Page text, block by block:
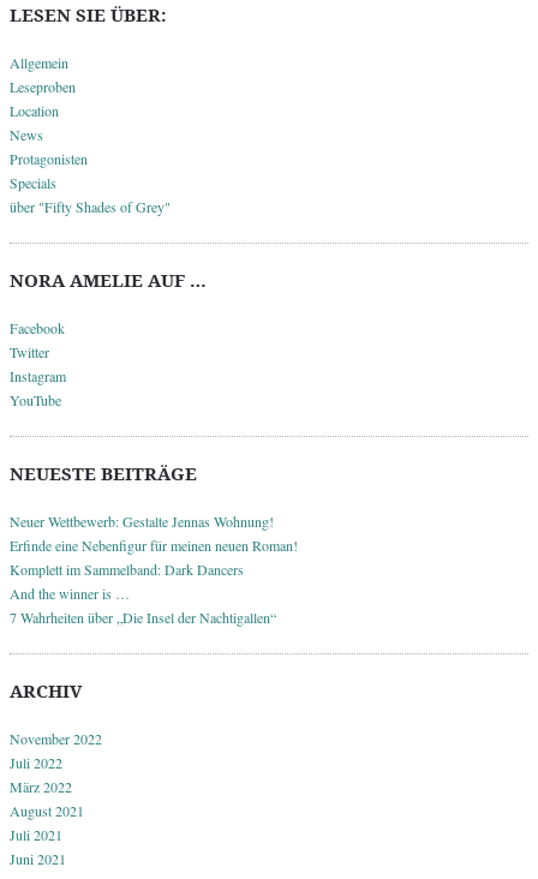
LESEN SIE ÜBER:
Allgemein
Leseproben
Location
News
Protagonisten
Specials
über "Fifty Shades of Grey"
NORA AMELIE AUF …
Facebook
Twitter
Instagram
YouTube
NEUESTE BEITRÄGE
Neuer Wettbewerb: Gestalte Jennas Wohnung!
Erfinde eine Nebenfigur für meinen neuen Roman!
Komplett im Sammelband: Dark Dancers
And the winner is …
7 Wahrheiten über „Die Insel der Nachtigallen“
ARCHIV
November 2022
Juli 2022
März 2022
August 2021
Juli 2021
Juni 2021